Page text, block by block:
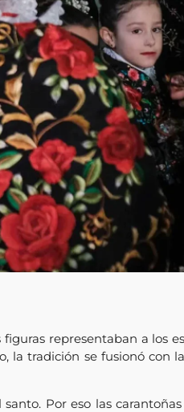
representaban a los
la tradición se fusionó con
Por eso las